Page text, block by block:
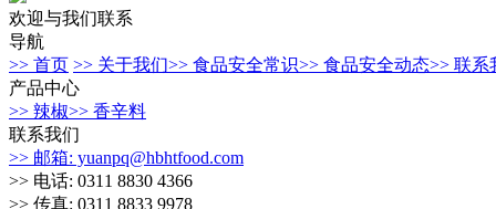
欢迎与我们联系
导航
>> 首页 >> 关于我们>> 食品安全常识>> 食品安全动态>> 联系
产品中心
>> 辣椒>> 香辛料
联系我们
>> 邮箱: yuanpq@hbhtfood.com
>> 电话: 0311 8830 4366
>> 传真: 0311 8833 9978